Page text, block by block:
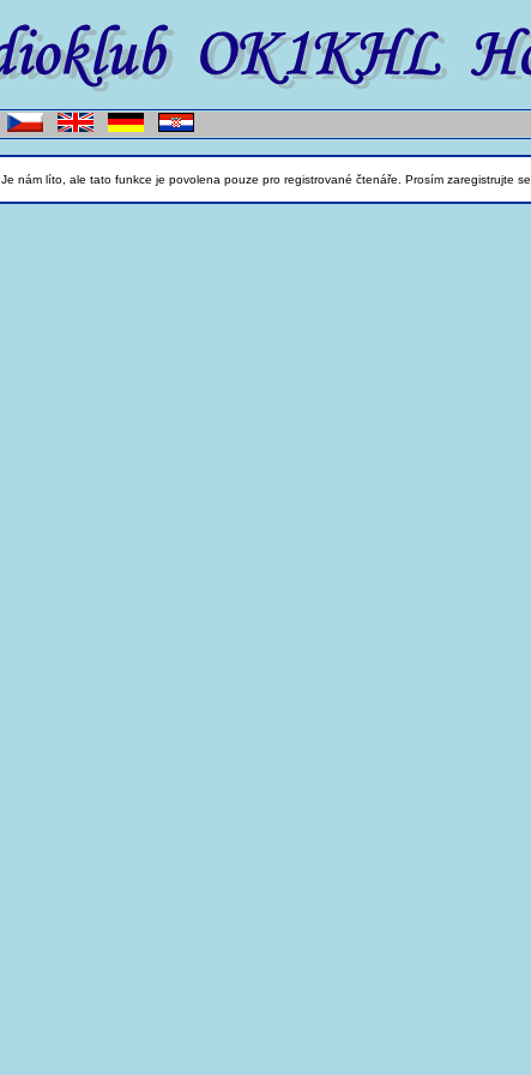
Je nám líto, ale tato funkce je povolena pouze pro registrované čtenáře. Prosím zaregistrujte se.